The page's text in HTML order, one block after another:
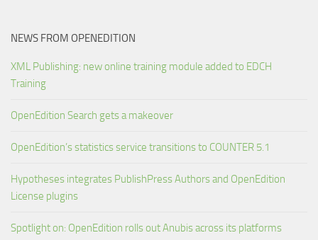
NEWS FROM OPENEDITION
XML Publishing: new online training module added to EDCH
Training
OpenEdition Search gets a makeover
OpenEdition’s statistics service transitions to COUNTER 5.1
Hypotheses integrates PublishPress Authors and OpenEdition
License plugins
Spotlight on: OpenEdition rolls out Anubis across its platforms